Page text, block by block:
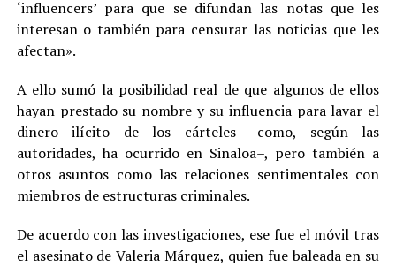
‘influencers’ para que se difundan las notas que les
interesan o también para censurar las noticias que les
afectan».
A ello sumó la posibilidad real de que algunos de ellos
hayan prestado su nombre y su influencia para lavar el
dinero ilícito de los cárteles –como, según las
autoridades, ha ocurrido en Sinaloa–, pero también a
otros asuntos como las relaciones sentimentales con
miembros de estructuras criminales.
De acuerdo con las investigaciones, ese fue el móvil tras
el asesinato de Valeria Márquez, quien fue baleada en su